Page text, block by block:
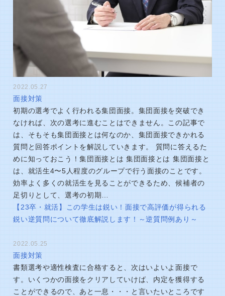
2022.05.27
面接対策
初期の選考でよく行われる集団面接。集団面接を突破でき
なければ、次の選考に進むことはできません。この記事で
は、そもそも集団面接とは何なのか、集団面接できかれる
質問と回答ポイントを解説していきます。 質問に答えるた
めに知っておこう！集団面接とは 集団面接とは 集団面接と
は、就活生4〜5人程度のグループで行う面接のことです。
効率よく多くの就活生を見ることができるため、候補者の
足切りとして、選考の初期…
【23卒・就活】この学生は鋭い！面接で高評価が得られる
鋭い逆質問について徹底解説します！～逆質問例あり～
2022.05.25
面接対策
書類選考や適性検査に合格すると、次はいよいよ面接で
す。いくつかの面接をクリアしていけば、内定を獲得する
ことができるので、あと一息・・・と言いたいところです